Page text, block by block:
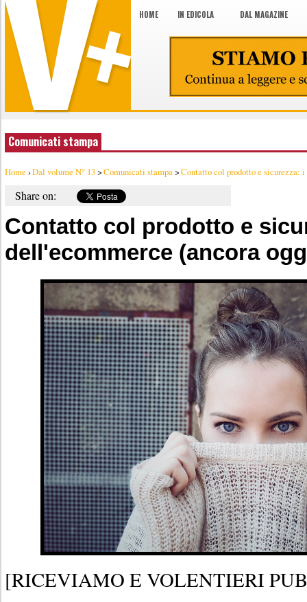
HOME IN EDICOLA DAL MAGAZINE
Comunicati stampa
Home ›Dal volume N° 13>Comunicati stampa>Contatto col prodotto e sicurezza:
Share on:
Contatto col prodotto e
dell'ecommerce (ancora
[RICEVIAMO E VOLENTIERI